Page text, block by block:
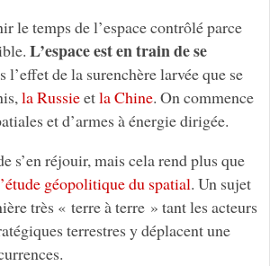
le temps de l’espace contrôlé parce
L’espace est en train de se
l’effet de la surenchère larvée que se
la Russieetla Chine. On commence
et d’armes à énergie dirigée.
s’en réjouir, mais cela rend plus que
géopolitique du spatial. Un sujet
très « terre à terre » tant les acteurs
terrestres y déplacent une